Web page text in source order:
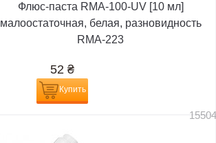
Флюс-паста RMA-100-UV [10 мл]
малоостаточная, белая, разновидность
RMA-223
52 ₴
Купить